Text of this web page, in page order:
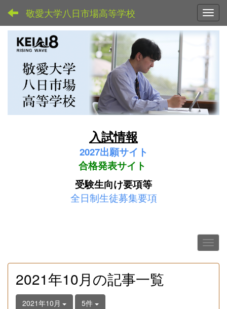
敬愛大学八日市場高等学校
入試情報
2027出願サイト
合格発表サイト
受験生向け要項等
全日制生徒募集要項
2021年10月の記事一覧
2021年10月 5件